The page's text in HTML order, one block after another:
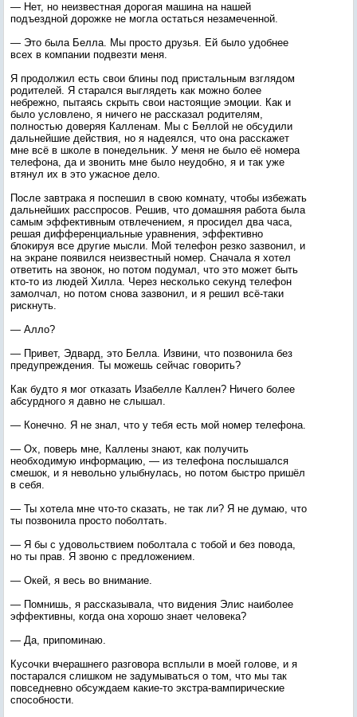
— Нет, но неизвестная дорогая машина на нашей
подъездной дорожке не могла остаться незамеченной.
— Это была Белла. Мы просто друзья. Ей было удобнее
всех в компании подвезти меня.
Я продолжил есть свои блины под пристальным взглядом
родителей. Я старался выглядеть как можно более
небрежно, пытаясь скрыть свои настоящие эмоции. Как и
было условлено, я ничего не рассказал родителям,
полностью доверяя Калленам. Мы с Беллой не обсудили
дальнейшие действия, но я надеялся, что она расскажет
мне всё в школе в понедельник. У меня не было её номера
телефона, да и звонить мне было неудобно, я и так уже
втянул их в это ужасное дело.
После завтрака я поспешил в свою комнату, чтобы избежать
дальнейших расспросов. Решив, что домашняя работа была
самым эффективным отвлечением, я просидел два часа,
решая дифференциальные уравнения, эффективно
блокируя все другие мысли. Мой телефон резко зазвонил, и
на экране появился неизвестный номер. Сначала я хотел
ответить на звонок, но потом подумал, что это может быть
кто-то из людей Хилла. Через несколько секунд телефон
замолчал, но потом снова зазвонил, и я решил всё-таки
рискнуть.
— Алло?
— Привет, Эдвард, это Белла. Извини, что позвонила без
предупреждения. Ты можешь сейчас говорить?
Как будто я мог отказать Изабелле Каллен? Ничего более
абсурдного я давно не слышал.
— Конечно. Я не знал, что у тебя есть мой номер телефона.
— Ох, поверь мне, Каллены знают, как получить
необходимую информацию, — из телефона послышался
смешок, и я невольно улыбнулась, но потом быстро пришёл
в себя.
— Ты хотела мне что-то сказать, не так ли? Я не думаю, что
ты позвонила просто поболтать.
— Я бы с удовольствием поболтала с тобой и без повода,
но ты прав. Я звоню с предложением.
— Окей, я весь во внимание.
— Помнишь, я рассказывала, что видения Элис наиболее
эффективны, когда она хорошо знает человека?
— Да, припоминаю.
Кусочки вчерашнего разговора всплыли в моей голове, и я
постарался слишком не задумываться о том, что мы так
повседневно обсуждаем какие-то экстра-вампирические
способности.